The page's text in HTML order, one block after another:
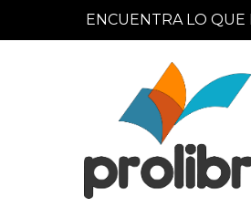
ENCUENTRA LO QUE